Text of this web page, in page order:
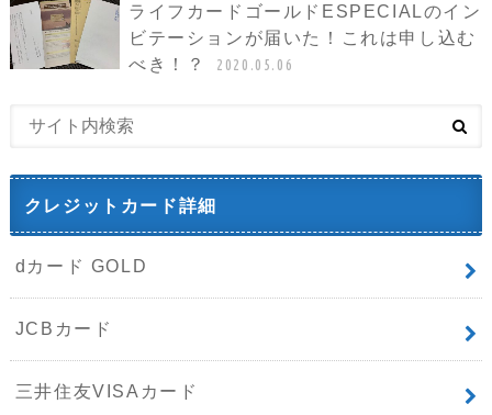
ライフカードゴールドESPECIALのイン
ビテーションが届いた！これは申し込む
べき！？
2020.05.06
クレジットカード詳細
dカード GOLD
JCBカード
三井住友VISAカード